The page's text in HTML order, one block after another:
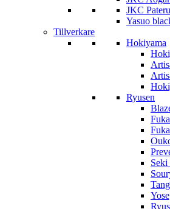
JKC
Yasuo
Tillverkare
Hokiyama
Ryusen
Seki